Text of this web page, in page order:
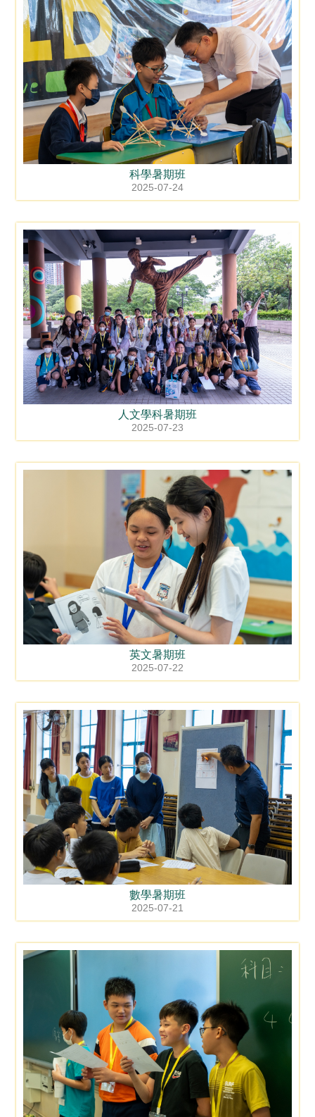
科學暑期班
2025-07-24
人文學科暑期班
2025-07-23
英文暑期班
2025-07-22
數學暑期班
2025-07-21